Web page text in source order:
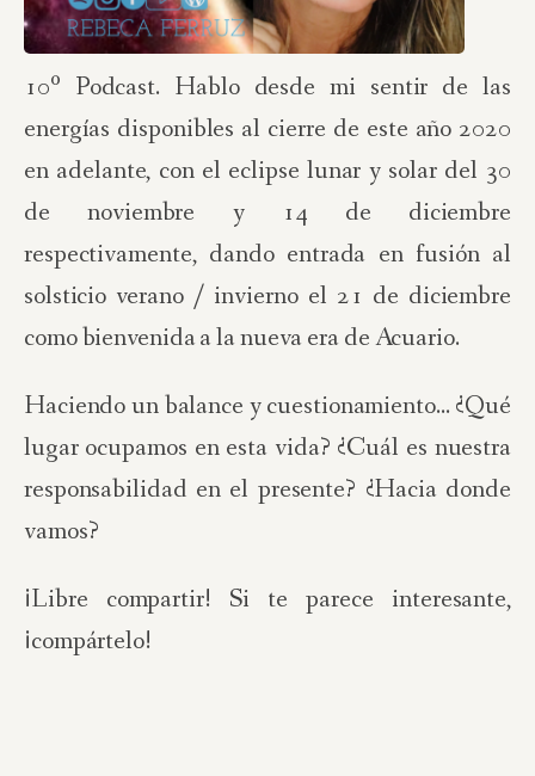
10º Podcast. Hablo desde mi sentir de las
energías disponibles al cierre de este año 2020
en adelante, con el eclipse lunar y solar del 30
de noviembre y 14 de diciembre
respectivamente, dando entrada en fusión al
solsticio verano / invierno el 21 de diciembre
como bienvenida a la nueva era de Acuario.
Haciendo un balance y cuestionamiento... ¿Qué
lugar ocupamos en esta vida? ¿Cuál es nuestra
responsabilidad en el presente? ¿Hacia donde
vamos?
¡Libre compartir! Si te parece interesante,
¡compártelo!